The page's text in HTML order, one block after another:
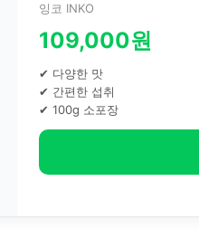
잉코 INKO
109,000원
✔ 다양한 맛
✔ 간편한 섭취
✔ 100g 소포장